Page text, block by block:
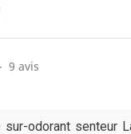
9 avis
sur-odorant senteur